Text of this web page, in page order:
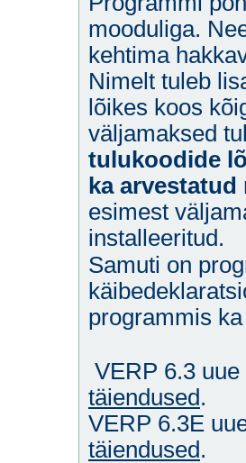
mooduliga.
kehtima
Nimelt tuleb
lõikes koos
väljamaksed
tulukoodide
ka
esimest
installeeritud.
Samuti on
programmis
VERP 6.3
täiendused.
VERP 6.3E
täiendused.